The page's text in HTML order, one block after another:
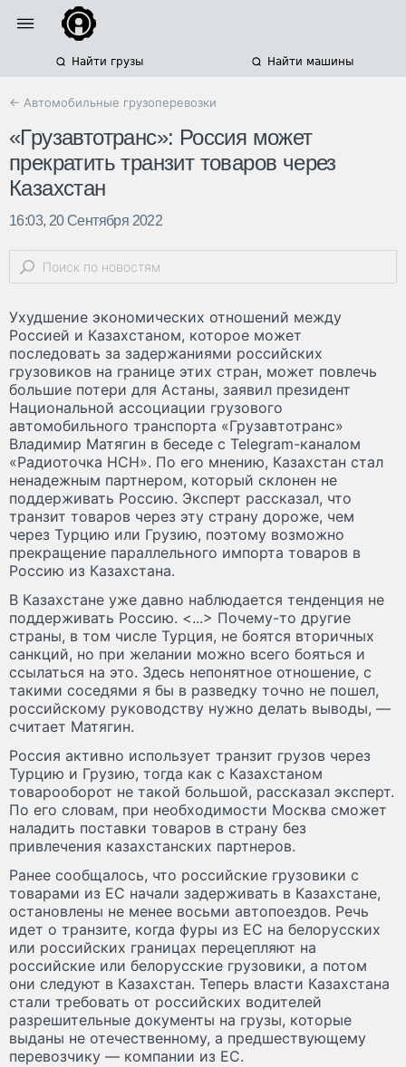
Найти грузы Найти машины
← Автомобильные грузоперевозки
«Грузавтотранс»: Россия может
прекратить транзит товаров через
Казахстан
16:03, 20 Сентября 2022
Ухудшение экономических отношений между
Россией и Казахстаном, которое может
последовать за задержаниями российских
грузовиков на границе этих стран, может повлечь
большие потери для Астаны, заявил президент
Национальной ассоциации грузового
автомобильного транспорта «Грузавтотранс»
Владимир Матягин в беседе с Telegram-каналом
«Радиоточка НСН». По его мнению, Казахстан стал
ненадежным партнером, который склонен не
поддерживать Россию. Эксперт рассказал, что
транзит товаров через эту страну дороже, чем
через Турцию или Грузию, поэтому возможно
прекращение параллельного импорта товаров в
Россию из Казахстана.
В Казахстане уже давно наблюдается тенденция не
поддерживать Россию. <...> Почему-то другие
страны, в том числе Турция, не боятся вторичных
санкций, но при желании можно всего бояться и
ссылаться на это. Здесь непонятное отношение, с
такими соседями я бы в разведку точно не пошел,
российскому руководству нужно делать выводы, —
считает Матягин.
Россия активно использует транзит грузов через
Турцию и Грузию, тогда как с Казахстаном
товарооборот не такой большой, рассказал эксперт.
По его словам, при необходимости Москва сможет
наладить поставки товаров в страну без
привлечения казахстанских партнеров.
Ранее сообщалось, что российские грузовики с
товарами из ЕС начали задерживать в Казахстане,
остановлены не менее восьми автопоездов. Речь
идет о транзите, когда фуры из ЕС на белорусских
или российских границах перецепляют на
российские или белорусские грузовики, а потом
они следуют в Казахстан. Теперь власти Казахстана
стали требовать от российских водителей
разрешительные документы на грузы, которые
выданы не отечественному, а предшествующему
перевозчику — компании из ЕС.